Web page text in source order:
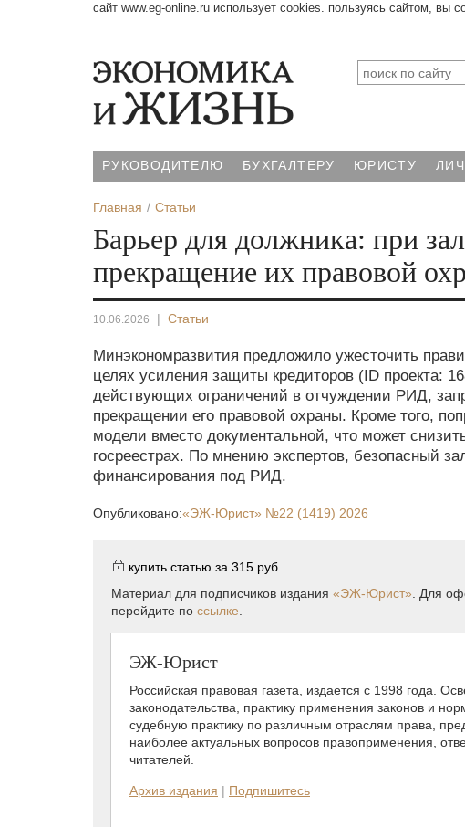
сайт www.eg-online.ru использует cookies. пользуясь сайтом, вы
РУКОВОДИТЕЛЮ БУХГАЛТЕРУ ЮРИСТУ
Главная Статьи
Барьер для должника: при
прекращение их правовой
10.06.2026 | Статьи
Минэкономразвития предложило ужесточить
целях усиления защиты кредиторов (ID проекта:
действующих ограничений в отчуждении РИД,
прекращении его правовой охраны. Кроме того,
модели вместо документальной, что может
госреестрах. По мнению экспертов, безопасный
финансирования под РИД.
Опубликовано:«ЭЖ-Юрист» №22 (1419) 2026
купить статью за 315 руб.
Материал для подписчиков издания «ЭЖ-Юрист» . Для
перейдите по ссылке
ЭЖ-Юрист
Российская правовая газета, издается с 1998 года.
законодательства, практику применения законов и
судебную практику по различным отраслям права,
наиболее актуальных вопросов правоприменения,
читателей.
Архив издания | Подпишитесь